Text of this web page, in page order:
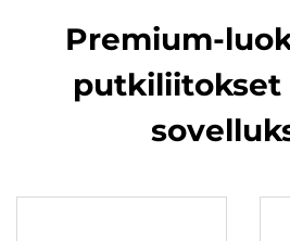
Premium-
putkiliitokset